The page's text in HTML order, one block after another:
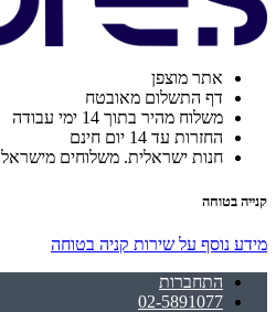
אתר מוצפן
דף התשלום מאובטח
משלוח מהיר בתוך 14 ימי עבודה
החזרות עד 14 יום חינם
חנות ישראלית. משלוחים מישראל
קנייה בטוחה
מידע נוסף על שירות קניה בטוחה
התחברות
02-5891077